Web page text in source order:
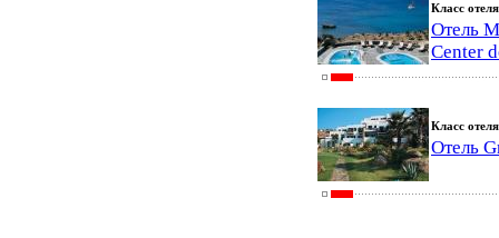
Класс
Отель
Center
Класс
Отель